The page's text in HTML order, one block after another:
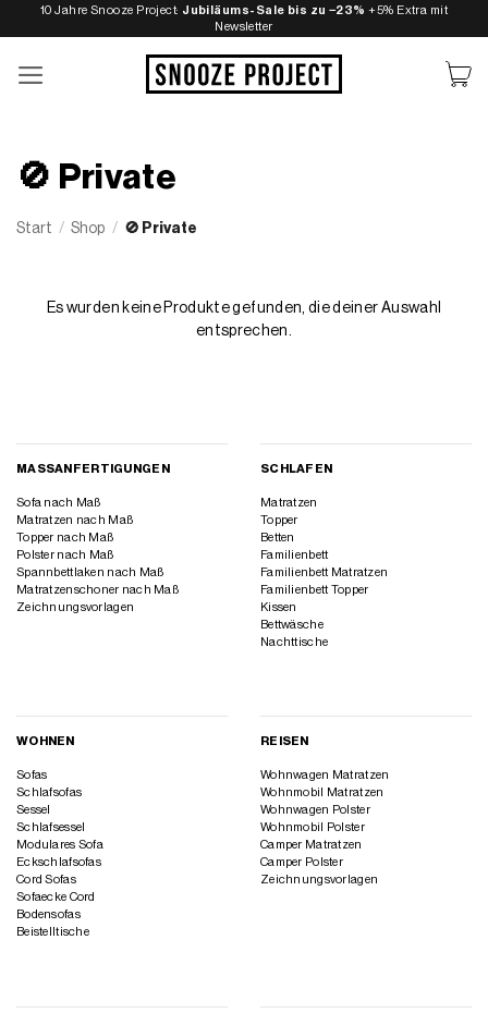
Inhalt
springen
10 Jahre Snooze Project: Jubiläums-Sale bis zu −23% +5% Extra mit
Newsletter
🚫 Private
Start / Shop / 🚫 Private
Es wurden keine Produkte gefunden, die deiner Auswahl
entsprechen.
MASSANFERTIGUNGEN
Sofa nach Maß
Matratzen nach Maß
Topper nach Maß
Polster nach Maß
Spannbettlaken nach Maß
Matratzenschoner nach Maß
Zeichnungsvorlagen
SCHLAFEN
Matratzen
Topper
Betten
Familienbett
Familienbett Matratzen
Familienbett Topper
Kissen
Bettwäsche
Nachttische
WOHNEN
Sofas
Schlafsofas
Sessel
Schlafsessel
Modulares Sofa
Eckschlafsofas
Cord Sofas
Sofaecke Cord
Bodensofas
Beistelltische
REISEN
Wohnwagen Matratzen
Wohnmobil Matratzen
Wohnwagen Polster
Wohnmobil Polster
Camper Matratzen
Camper Polster
Zeichnungsvorlagen